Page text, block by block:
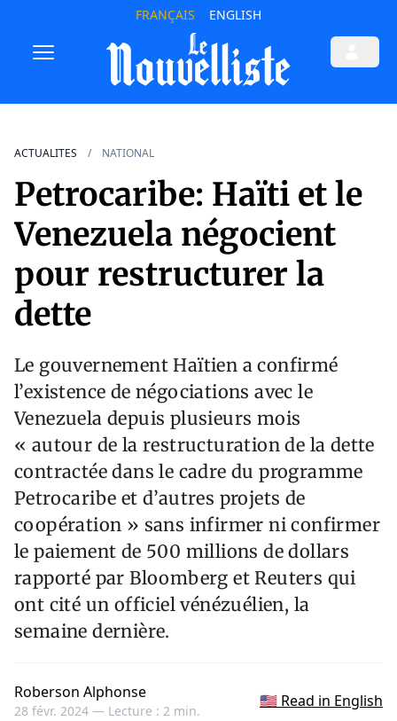
FRANÇAIS ENGLISH
ACTUALITES NATIONAL
Petrocaribe: Haïti et le
Venezuela négocient
pour restructurer la
dette
Le gouvernement Haïtien a confirmé
l’existence de négociations avec le
Venezuela depuis plusieurs mois
« autour de la restructuration de la dette
contractée dans le cadre du programme
Petrocaribe et d’autres projets de
coopération » sans infirmer ni confirmer
le paiement de 500 millions de dollars
rapporté par Bloomberg et Reuters qui
ont cité un officiel vénézuélien, la
semaine dernière.
Roberson Alphonse
28 févr. 2024 — Lecture : 2 min.
🇺🇸 Read in English